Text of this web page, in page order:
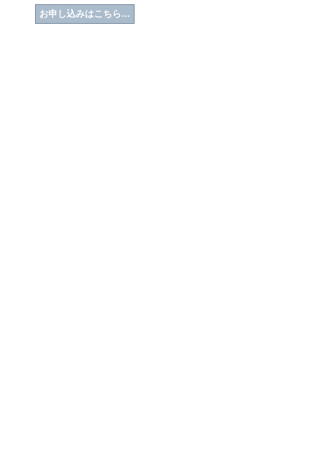
お申し込みはこちら…